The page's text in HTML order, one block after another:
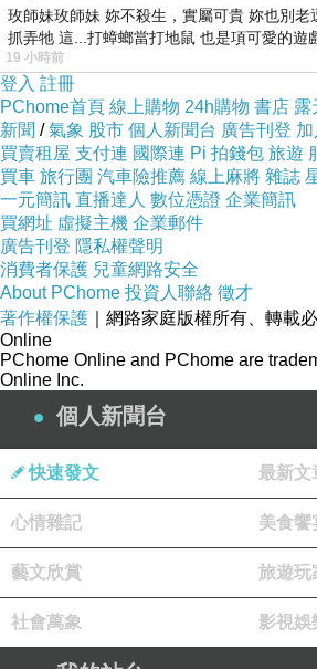
(全犬齡/工作犬/幼犬/懷孕哺
乳母犬 抗敏感保健護理配方)
精選動物性蛋白質
USDA人用食品等級 羊肉 ,特
別 為對雞肉敏感或皮_膚發
炎症的狗狗而設
精選穀物
維他命B群,鈣 磷 鐵,促進消
化道健康 降_低血液中的膽
玫師妹玫師妹 妳不殺生，實屬可貴 妳也別老
抓弄牠 這...打蟑螂當打地鼠 也是項可愛的遊
19 小時前
登入 註冊
PChome首頁 線上購物 24h購物 書店 露
新聞 /氣象 股市 個人新聞台 廣告刊登
買賣租屋 支付連 國際連 Pi 拍錢包 旅遊
買車 旅行團 汽車險推薦 線上麻將 雜誌
一元簡訊 直播達人 數位憑證 企業簡訊
買網址 虛擬主機 企業郵件
廣告刊登 隱私權聲明
消費者保護 兒童網路安全
About PChome 投資人聯絡 徵才
著作權保護 ｜網路家庭版權所有、轉載
Online
PChome Online and PChome are
Online Inc.
個人新聞台
快速發文 最新文
心情雜記 美食饗
藝文欣賞 旅遊玩
社會萬象 影視娛